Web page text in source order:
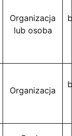
Organizacja
lub osoba
Organizacja